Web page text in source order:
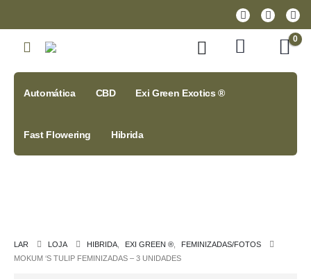
0
Automática CBD Exi Green Exotics ®
Fast Flowering Hibrida
LAR LOJA HIBRIDA EXI GREEN ®
FEMINIZADAS/FOTOS
MOKUM ‘S TULIP FEMINIZADAS – 3 UNIDADES